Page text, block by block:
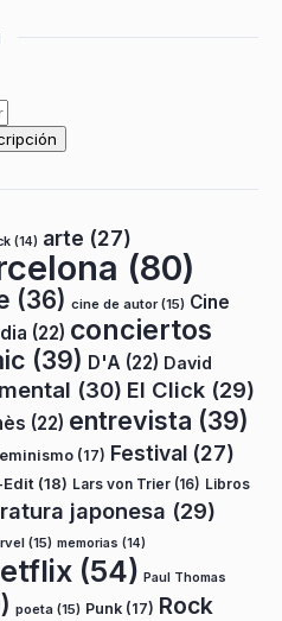
(14) arte (27)
(80)
(36) cine de autor(15) Cine
(22) conciertos
(39) D'A (22) David
(30) El Click (29)
(22) entrevista (39)
(17) Festival (27)
Edit (18) Lars von Trier (16) Libros
japonesa (29)
(15) memorias (14)
(54) Paul Thomas
poeta (15) Punk (17) Rock